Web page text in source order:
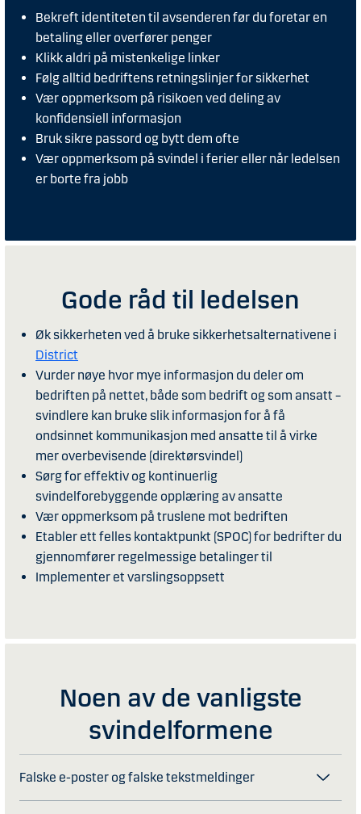
Bekreft identiteten til avsenderen før du foretar en
betaling eller overfører penger
Klikk aldri på mistenkelige linker
Følg alltid bedriftens retningslinjer for sikkerhet
Vær oppmerksom på risikoen ved deling av
konfidensiell informasjon
Bruk sikre passord og bytt dem ofte
Vær oppmerksom på svindel i ferier eller når ledelsen
er borte fra jobb
Gode råd til ledelsen
Øk sikkerheten ved å bruke sikkerhetsalternativene i
District
Vurder nøye hvor mye informasjon du deler om
bedriften på nettet, både som bedrift og som ansatt –
svindlere kan bruke slik informasjon for å få
ondsinnet kommunikasjon med ansatte til å virke
mer overbevisende (direktørsvindel)
Sørg for effektiv og kontinuerlig
svindelforebyggende opplæring av ansatte
Vær oppmerksom på truslene mot bedriften
Etabler ett felles kontaktpunkt (SPOC) for bedrifter du
gjennomfører regelmessige betalinger til
Implementer et varslingsoppsett
Noen av de vanligste
svindelformene
Falske e-poster og falske tekstmeldinger